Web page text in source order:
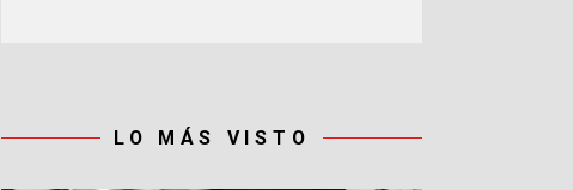
LO MÁS VISTO